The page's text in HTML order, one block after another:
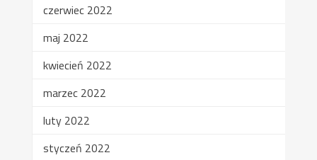
czerwiec 2022
maj 2022
kwiecień 2022
marzec 2022
luty 2022
styczeń 2022